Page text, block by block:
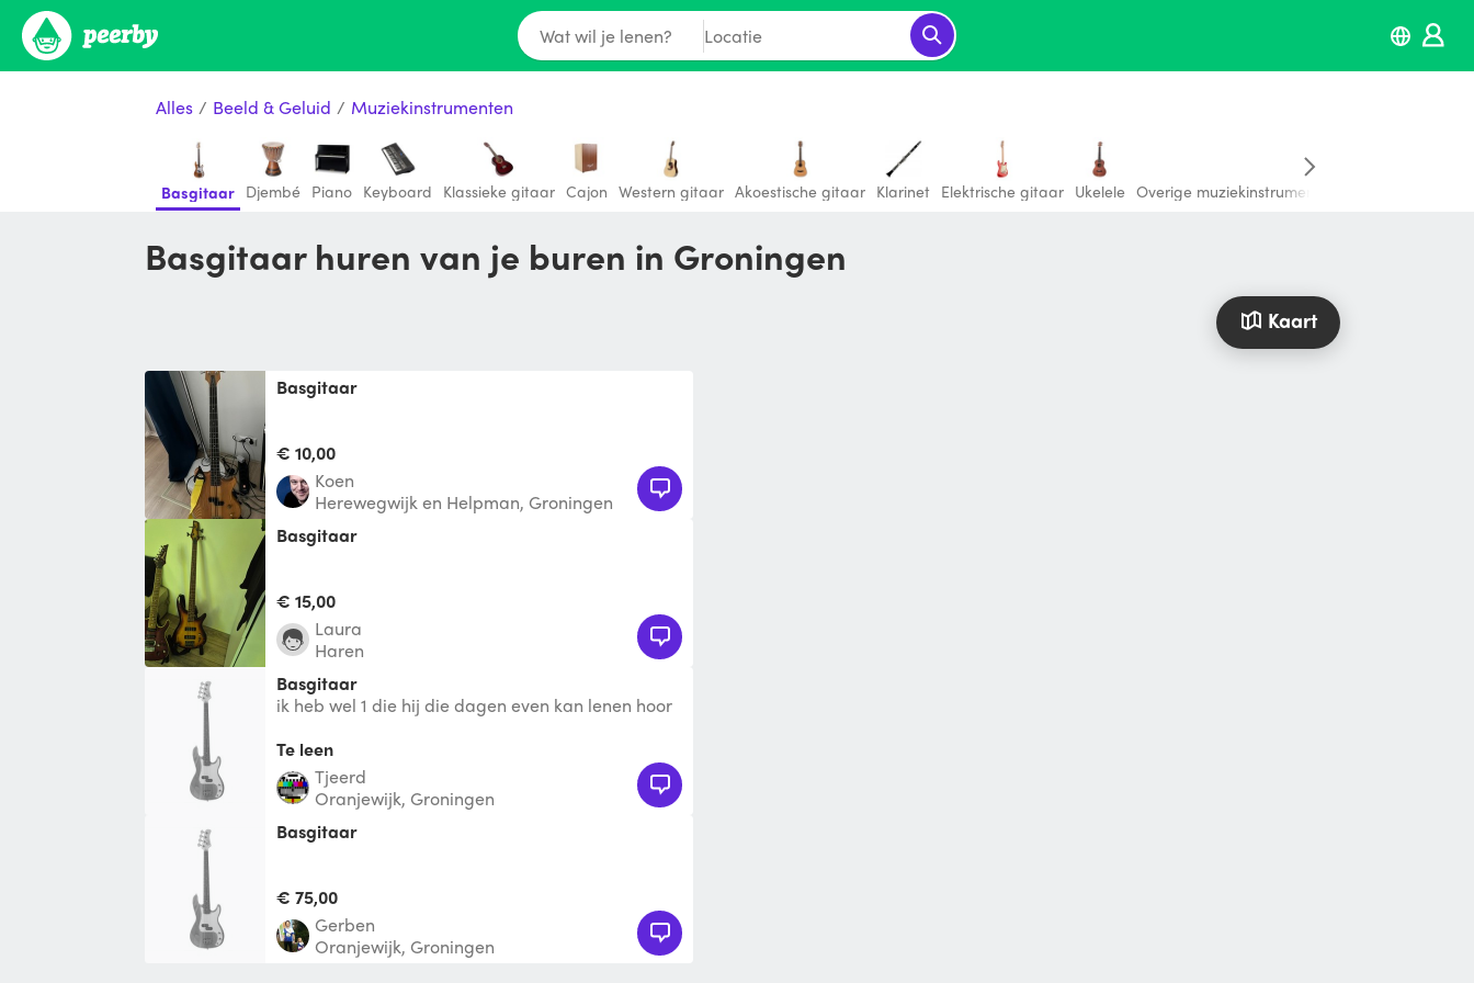
Wat wil je lenen? Locatie
Alles / Beeld & Geluid / Muziekinstrumenten
Basgitaar Djembé Piano Keyboard Klassieke gitaar Cajon Western gitaar Akoestische gitaar Klarinet Elektrische gitaar Ukelele Overige muziekinstrumenten
Basgitaar huren van je buren in Groningen
Kaart
Basgitaar
€ 10,00
Koen
Herewegwijk en Helpman, Groningen
Basgitaar
€ 15,00
Laura
Haren
Basgitaar
ik heb wel 1 die hij die dagen even kan lenen hoor
Te leen
tjeerd
Oranjewijk, Groningen
Basgitaar
€ 75,00
Gerben
Oranjewijk, Groningen